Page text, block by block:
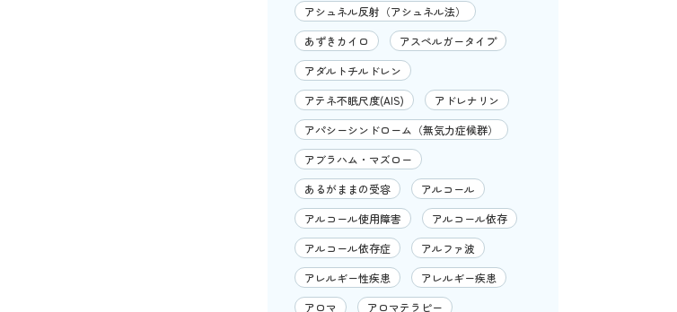
アシュネル反射（アシュネル法）
あずきカイロ
アスペルガータイプ
アダルトチルドレン
アテネ不眠尺度(AIS)
アドレナリン
アパシーシンドローム（無気力症候群）
アブラハム・マズロー
あるがままの受容
アルコール
アルコール使用障害
アルコール依存
アルコール依存症
アルファ波
アレルギー性疾患
アレルギー疾患
アロマ
アロマテラピー